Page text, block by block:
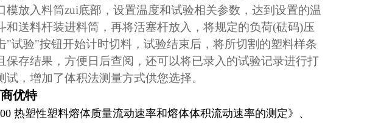
放入料筒zui底部，设置温度和试验相关参数，达到设置的温
送料杆装进料筒，再将活塞杆放入，将规定的负荷(砝码)压
试验"按钮开始计时切料，试验结束后，将所切割的塑料样条
存结果，方便日后查阅，还可以将已录入的试验记录进行打
，增加了体积法测量方式供您选择。
优特
热塑性塑料熔体质量流动速率和熔体体积流动速率的测定》、